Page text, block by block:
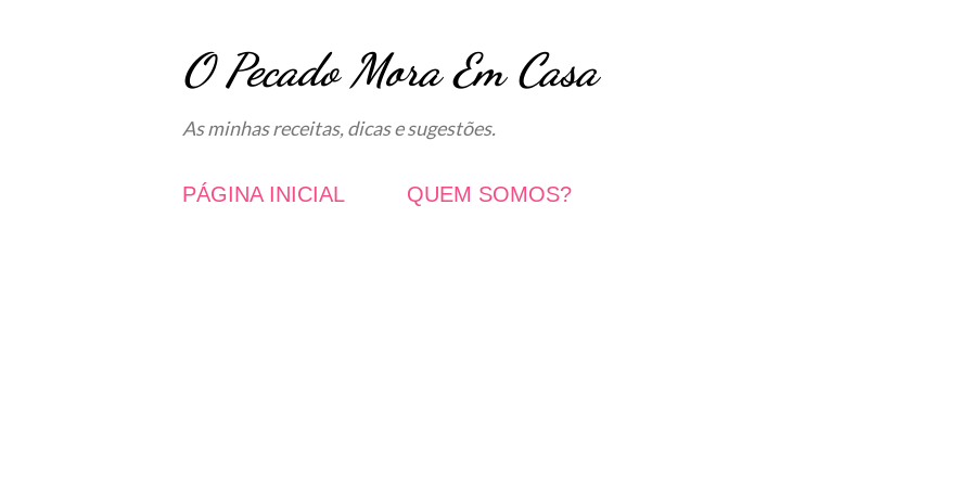
O Pecado Mora Em Casa
As minhas receitas, dicas e sugestões.
PÁGINA INICIAL QUEM SOMOS?